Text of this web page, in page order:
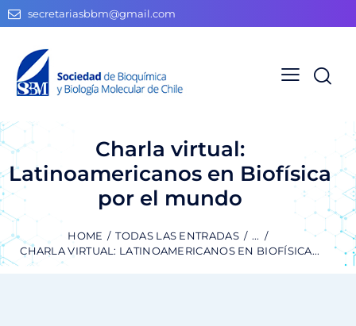
secretariasbbm@gmail.com
Charla virtual:
Latinoamericanos en Biofísica
por el mundo
HOME TODAS LAS ENTRADAS
...
CHARLA VIRTUAL: LATINOAMERICANOS EN BIOFÍSICA...